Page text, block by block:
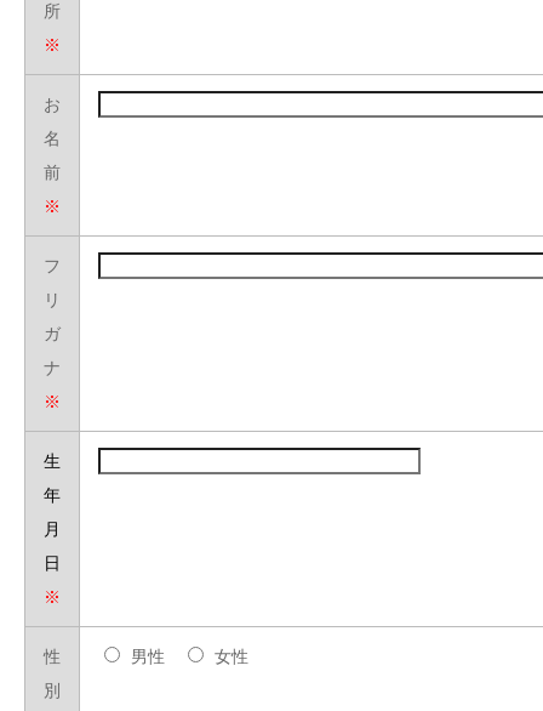
所
※
お
名
前
※
フ
リ
ガ
ナ
※
生
年
月
日
※
性
別
男性 女性